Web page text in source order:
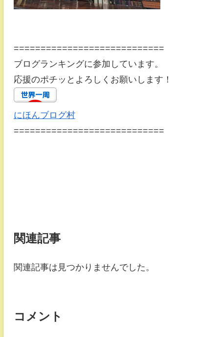
============================
ブログランキングに参加しています。
応援のポチッとよろしくお願いします！
にほんブログ村
============================
関連記事
関連記事は見つかりませんでした。
コメント